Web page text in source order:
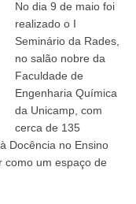
No dia 9 de maio foi
realizado o I
Seminário da Rades,
no salão nobre da
Faculdade de
Engenharia Química
da Unicamp, com
cerca de 135
Docência no Ensino
como um espaço de